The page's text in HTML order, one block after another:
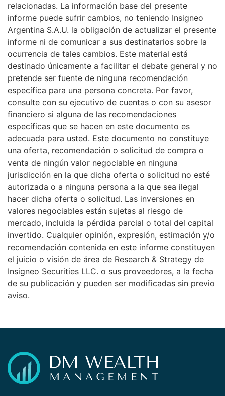
relacionadas. La información base del presente
informe puede sufrir cambios, no teniendo Insigneo
Argentina S.A.U. la obligación de actualizar el presente
informe ni de comunicar a sus destinatarios sobre la
ocurrencia de tales cambios. Este material está
destinado únicamente a facilitar el debate general y no
pretende ser fuente de ninguna recomendación
específica para una persona concreta. Por favor,
consulte con su ejecutivo de cuentas o con su asesor
financiero si alguna de las recomendaciones
específicas que se hacen en este documento es
adecuada para usted. Este documento no constituye
una oferta, recomendación o solicitud de compra o
venta de ningún valor negociable en ninguna
jurisdicción en la que dicha oferta o solicitud no esté
autorizada o a ninguna persona a la que sea ilegal
hacer dicha oferta o solicitud. Las inversiones en
valores negociables están sujetas al riesgo de
mercado, incluida la pérdida parcial o total del capital
invertido. Cualquier opinión, expresión, estimación y/o
recomendación contenida en este informe constituyen
el juicio o visión de área de Research & Strategy de
Insigneo Securities LLC. o sus proveedores, a la fecha
de su publicación y pueden ser modificadas sin previo
aviso.